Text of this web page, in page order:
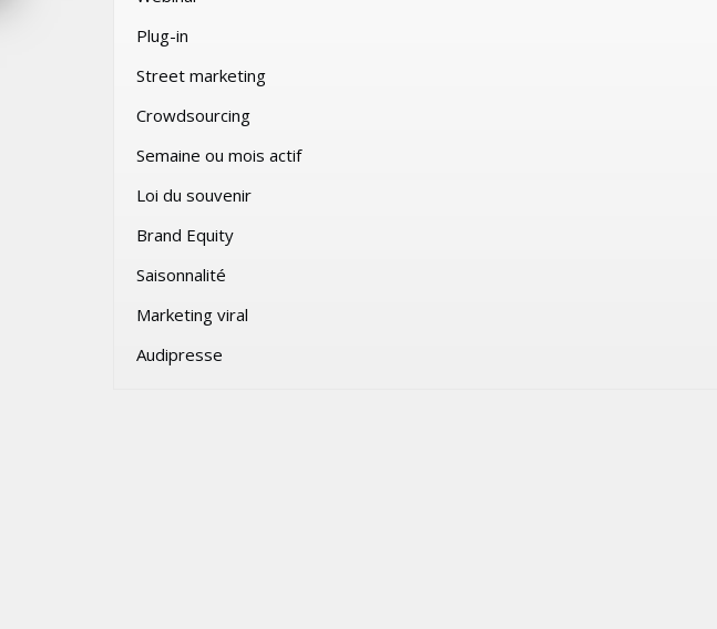
Plug-in
Street marketing
Crowdsourcing
Semaine ou mois actif
Loi du souvenir
Brand Equity
Saisonnalité
Marketing viral
Audipresse